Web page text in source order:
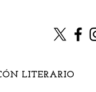
LITERARIO